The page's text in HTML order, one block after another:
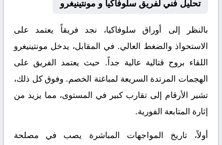
تحليل فني لفريق سلوفاكيا و مونتينيغرو
بالنظر إلى أوراق سلوفاكيا، نجد فريقاً يعتمد على
الاستحواذ والضغط العالي. في المقابل، يدخل مونتينيغرو
اللقاء بروح قتالية عالية جداً. حيث يعتمد الفريق على
الهجمات المرتدة السريعة لمباغتة الخصم. وفوق كل ذلك،
تشير الأرقام إلى تقارب كبير في المستوى، مما يزيد من
إثارة المتابعة الفورية.
أولاً، تاريخ المواجهات المباشرة يصب في مصلحة